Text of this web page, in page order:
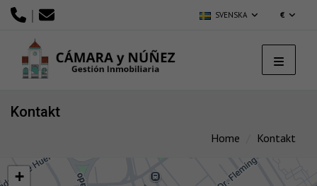
| SVENSKA €
Kontakt
Home Kontakt
+